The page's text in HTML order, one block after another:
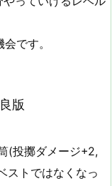
です。
版
(投擲ダメージ+2,
ストではなくなっ